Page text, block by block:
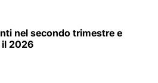
nel secondo trimestre e
il 2026